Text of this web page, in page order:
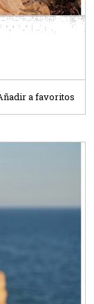
a favoritos